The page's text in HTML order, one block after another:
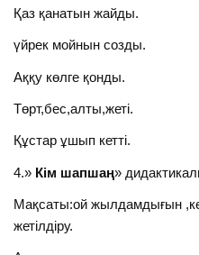
Қаз қанатын жайды.
үйрек мойнын созды.
Аққу көлге қонды.
Төрт,бес,алты,жеті.
Құстар ұшып кетті.
4.» Кім шапшаң»
Мақсаты:ой жылдамдығын
жетілдіру.